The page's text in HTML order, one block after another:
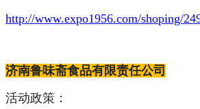
http://www.expo1956.com/shoping/
济南鲁味斋食品有限责任公司
活动政策：